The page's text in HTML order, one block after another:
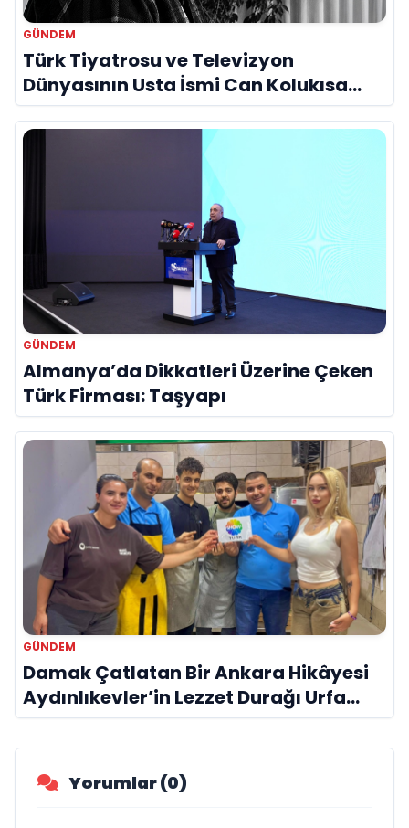
GÜNDEM
Türk Tiyatrosu ve Televizyon
Dünyasının Usta İsmi Can Kolukısa
Hayatını Kaybetti
GÜNDEM
Almanya’da Dikkatleri Üzerine Çeken
Türk Firması: Taşyapı
GÜNDEM
Damak Çatlatan Bir Ankara Hikâyesi
Aydınlıkevler’in Lezzet Durağı Urfa
Damak
Yorumlar (0)